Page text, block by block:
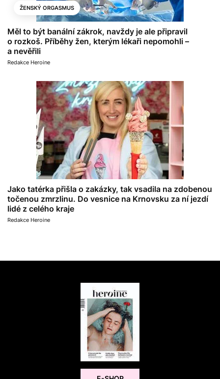
ŽENSKÝ ORGASMUS
Měl to být banální zákrok, navždy je ale připravil
o rozkoš. Příběhy žen, kterým lékaři nepomohli –
a nevěřili
Redakce Heroine
Jako tatérka přišla o zakázky, tak vsadila na zdobenou
točenou zmrzlinu. Do vesnice na Krnovsku za ní jezdí
lidé z celého kraje
Redakce Heroine